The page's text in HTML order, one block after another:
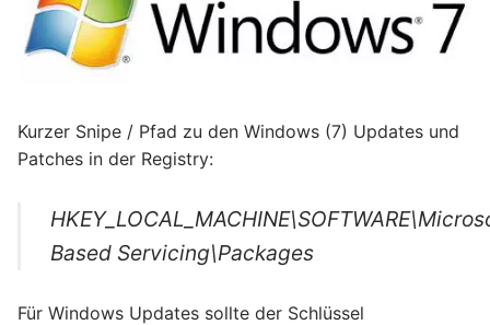
Kurzer Snipe / Pfad zu den Windows (7) Updates und
Patches in der Registry:
Based Servicing\Packages
Für Windows Updates sollte der Schlüssel